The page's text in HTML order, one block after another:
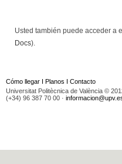
Usted también puede acceder a
Docs).
Cómo llegar I Planos I Contacto
Universitat Politècnica de València ©
(+34) 96 387 70 00 ·